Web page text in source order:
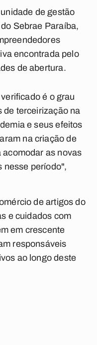
de gestão
Sebrae Paraíba,
encontrada pelo
de abertura.
é o grau
de terceirização na
e seus efeitos
na criação de
acomodar as novas
nesse período",
de artigos do
e cuidados com
em crescente
responsáveis
ao longo deste